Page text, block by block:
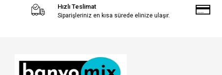
Hızlı Teslimat
Siparişleriniz en kısa sürede elinize ulaşır.